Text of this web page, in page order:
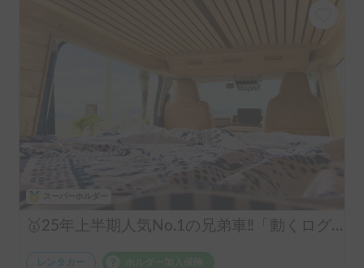
🥇25年上半期人気No.1の兄弟車‼️「動くログハウス🪵」【カップルに大人気✨】【ペット旅🐕】📌内容充実なのに格安の「オリジナル保険プラン」を準備👍
レンタカー